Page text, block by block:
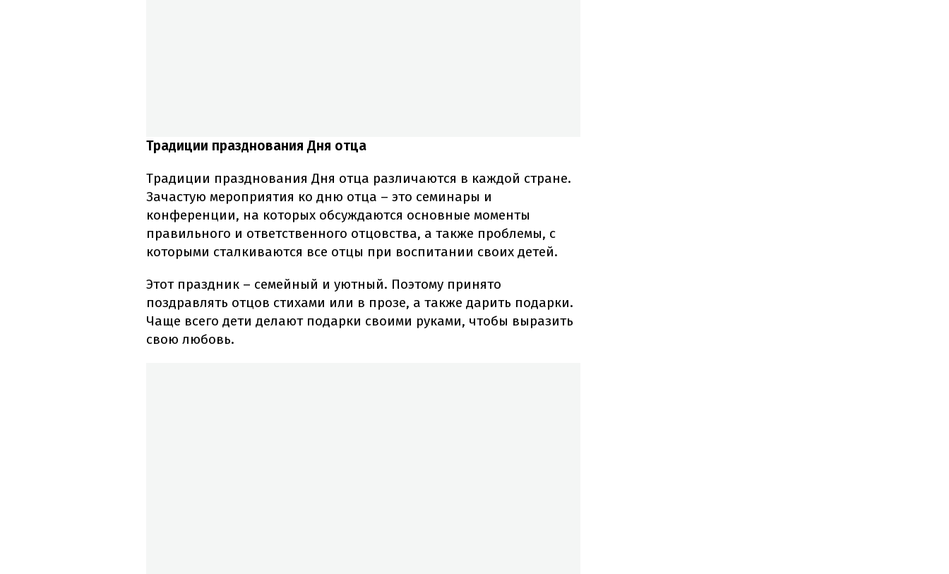
Традиции празднования Дня отца
Традиции празднования Дня отца различаются в каждой стране.
Зачастую мероприятия ко дню отца – это семинары и
конференции, на которых обсуждаются основные моменты
правильного и ответственного отцовства, а также проблемы, с
которыми сталкиваются все отцы при воспитании своих детей.
Этот праздник – семейный и уютный. Поэтому принято
поздравлять отцов стихами или в прозе, а также дарить подарки.
Чаще всего дети делают подарки своими руками, чтобы выразить
свою любовь.